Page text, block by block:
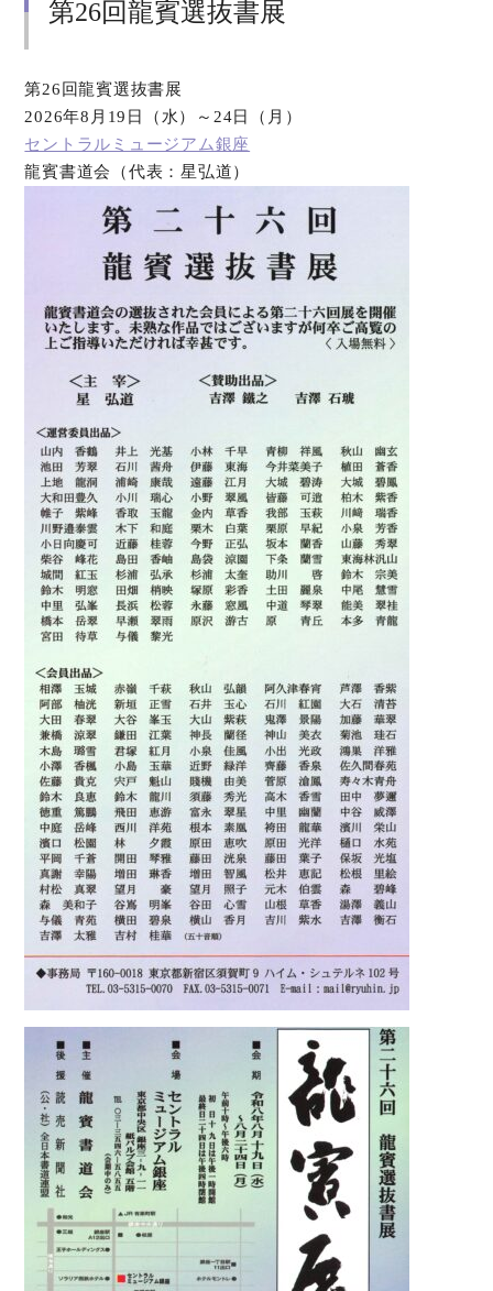
第26回龍賓選抜書展
第26回龍賓選抜書展
2026年8月19日（水）～24日（月）
セントラルミュージアム銀座
龍賓書道会（代表：星弘道）